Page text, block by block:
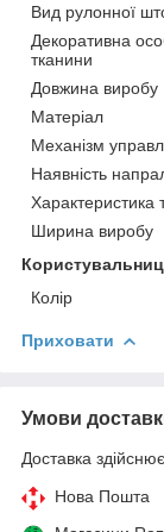
Вид рулонної
Декоративна
тканини
Довжина виробу
Матеріал
Механізм
Наявність
Характеристика
Ширина виробу
Колір
Приховати
Умови
Доставка
Нова Пошта